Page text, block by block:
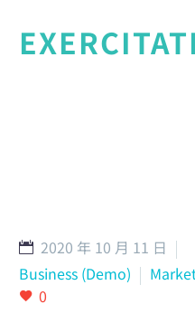
2020 年 10 月 11 日
Business (Demo)
0